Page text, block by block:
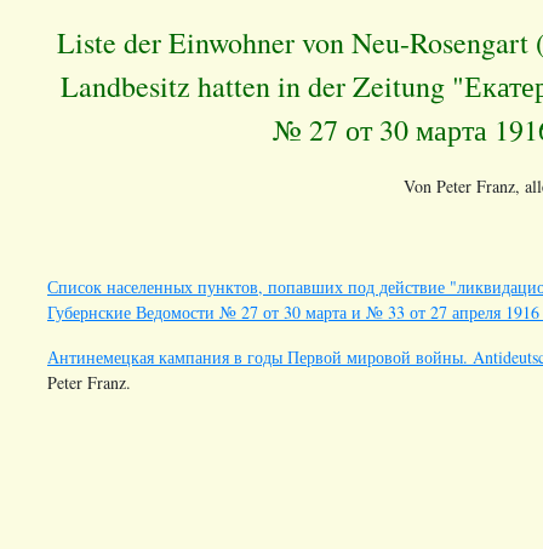
Liste der Einwohner von Neu-
Landbesitz hatten in der Zeitung
№ 27 от 30 марта
Von Peter Franz,
Список населенных пунктов, попавших под действие
Губернские Ведомости № 27 от 30 марта и № 33 от 27 апреля 1916
Антинемецкая кампания в годы Первой мировой войны.
Peter Franz.